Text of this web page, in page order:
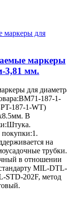
маркеры
3,81 мм.
для
187-1-
187-1-WT)
В
на
трубки.
в отношении
MIL-DTL-
STD-202F, метод